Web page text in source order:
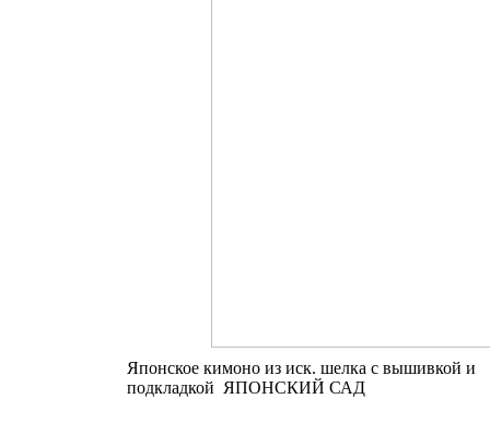
Японское кимоно из иск. шелка с вышивкой и
подкладкой ЯПОНСКИЙ САД